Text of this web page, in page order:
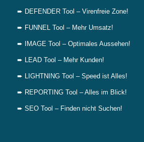
➨ DEFENDER Tool – Virenfreie Zone!
➨ FUNNEL Tool – Mehr Umsatz!
➨ IMAGE Tool – Optimales Aussehen!
➨ LEAD Tool – Mehr Kunden!
➨ LIGHTNING Tool – Speed ist Alles!
➨ REPORTING Tool – Alles im Blick!
➨ SEO Tool – Finden nicht Suchen!